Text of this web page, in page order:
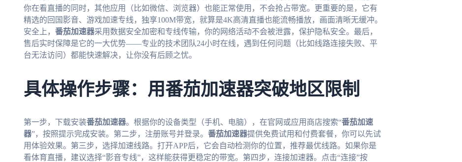
你在看直播的同时，其他应用（比如微信、浏览器）也能正常使用，不会抢占带宽。更重要的是，它有
精选的回国影音、游戏加速专线，独享100M带宽，就算是4K高清直播也能流畅播放，画面清晰无缓冲。
安全上， 番茄加速器采用数据安全加密和专线传输，你的网络活动不会被泄露，保护隐私安全。最后，
售后实时保障是它的一大优势——专业的技术团队24小时在线，遇到任何问题（比如线路连接失败、平
台无法访问）都能快速解决，让你没有后顾之忧。
具体操作步骤：用番茄加速器突破地区限制
第一步，下载安装番茄加速器。根据你的设备类型（手机、电脑），在官网或应用商店搜索“番茄加速
器”，按照提示完成安装。第二步，注册账号并登录。 番茄加速器提供免费试用和付费套餐，你可以先试
用体验效果。第三步，选择加速线路。打开APP后，它会自动检测你的位置，推荐最优线路。如果你是
看体育直播，建议选择“影音专线”，这样能获得更稳定的带宽。第四步，连接加速器。点击“连接”按